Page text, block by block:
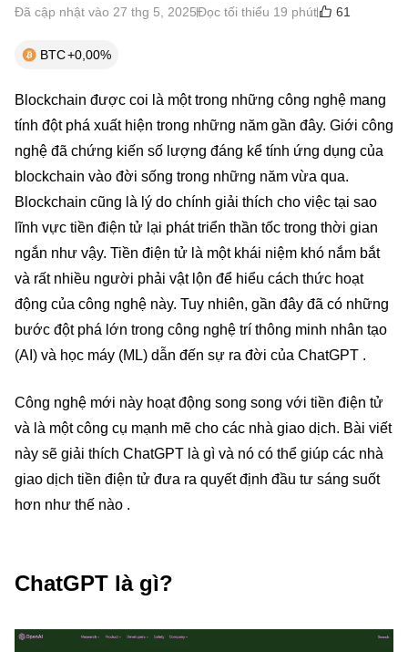
Đã cập nhật vào 27 thg 5, 2025Đọc tối thiểu 19 phút 61
BTC+0,00%
Blockchain được coi là một trong những công nghệ mang
tính đột phá xuất hiện trong những năm gần đây. Giới công
nghệ đã chứng kiến số lượng đáng kể tính ứng dụng của
blockchain vào đời sống trong những năm vừa qua.
Blockchain cũng là lý do chính giải thích cho việc tại sao
lĩnh vực tiền điện tử lại phát triển thần tốc trong thời gian
ngắn như vậy. Tiền điện tử là một khái niệm khó nắm bắt
và rất nhiều người phải vật lộn để hiểu cách thức hoạt
động của công nghệ này. Tuy nhiên, gần đây đã có những
bước đột phá lớn trong công nghệ trí thông minh nhân tạo
(AI) và học máy (ML) dẫn đến sự ra đời của ChatGPT .
Công nghệ mới này hoạt động song song với tiền điện tử
và là một công cụ mạnh mẽ cho các nhà giao dịch. Bài viết
này sẽ giải thích ChatGPT là gì và nó có thể giúp các nhà
giao dịch tiền điện tử đưa ra quyết định đầu tư sáng suốt
hơn như thế nào .
ChatGPT là gì?